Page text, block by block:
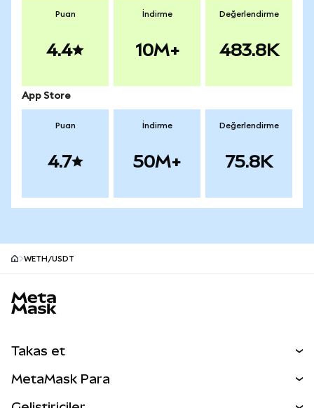
Puan
4.4
İndirme
10M+
Değerlendirme
483.8K
App Store
Puan
4.7
İndirme
50M+
Değerlendirme
75.8K
WETH/USDT
Takas et
MetaMask Para